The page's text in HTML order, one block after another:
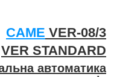
CAME VER-08/3
VER STANDARD
автоматика